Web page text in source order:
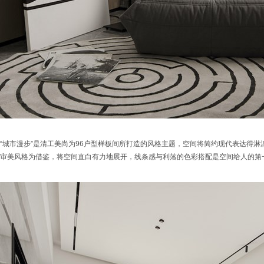
“城市漫步”是清工美尚为96户型样板间所打造的风格主题，空间将简约现代表达得
审美风格为借鉴，将空间直白有力地展开，线条感与利落的色彩搭配是空间给人的第